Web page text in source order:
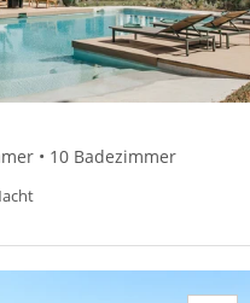
• 10 Badezimmer